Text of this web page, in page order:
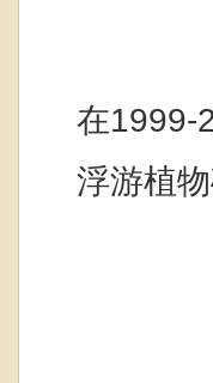
在1999-
浮游植